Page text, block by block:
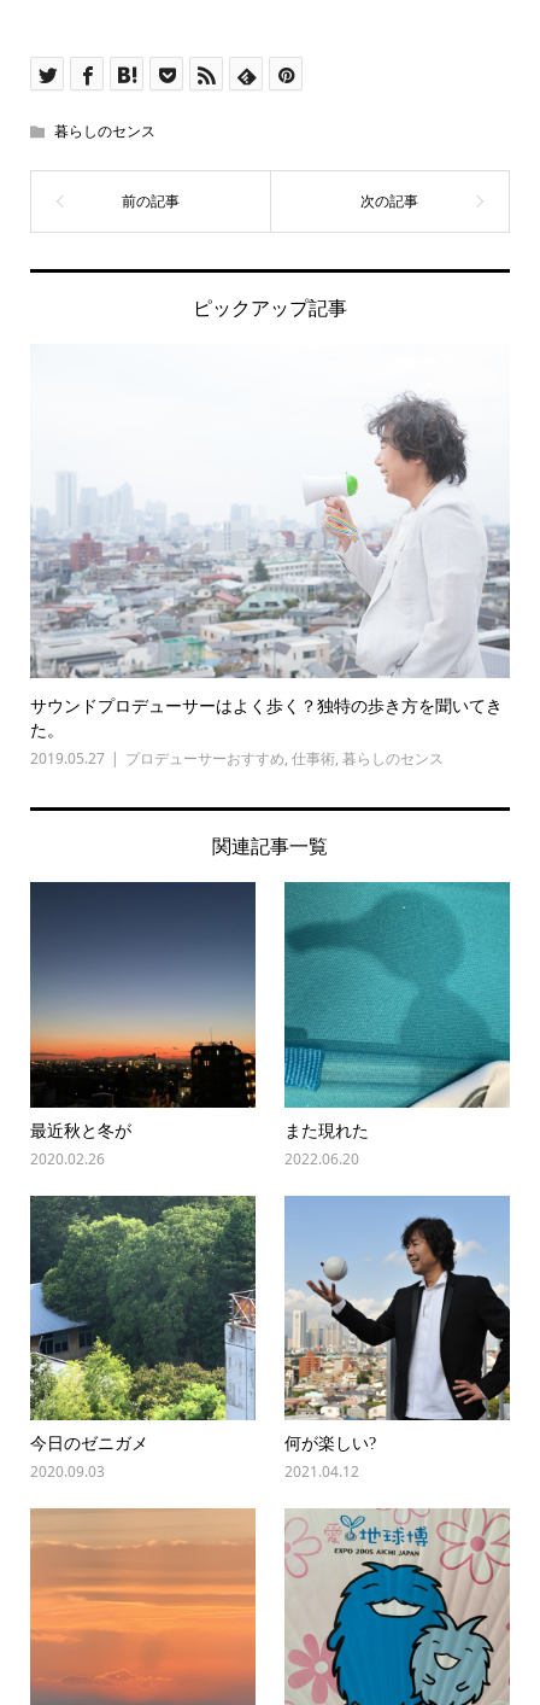
暮らしのセンス
ピックアップ記事
サウンドプロデューサーはよく歩く？独特の歩き方を聞いてき
た。
2019.05.27 プロデューサーおすすめ, 仕事術, 暮らしのセンス
関連記事一覧
最近秋と冬が
2020.02.26
また現れた
2022.06.20
今日のゼニガメ
2020.09.03
何が楽しい?
2021.04.12